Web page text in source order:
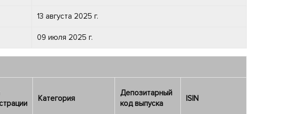
13 августа 2025 г.
09 июля 2025 г.
Категория
Депозитарный
код выпуска
ISIN